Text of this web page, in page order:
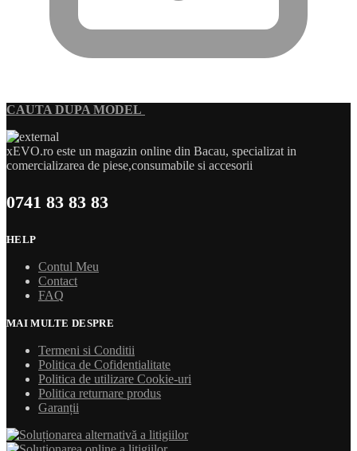
CAUTA DUPA MODEL
xEVO.ro este un magazin online din Bacau, specializat in
comercializarea de piese,consumabile si accesorii
0741 83 83 83
HELP
Contul Meu
Contact
FAQ
MAI MULTE DESPRE
Termeni si Conditii
Politica de Cofidentialitate
Politica de utilizare Cookie-uri
Politica returnare produs
Garanții